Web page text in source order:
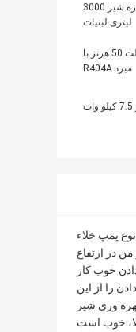
تجهیزات برودتی شیر خنک تازه شیر 3000
لیتری لبنیات
مخزن خنک کننده شیر 380 ولت 50 هرتز با
مبرد R404A
پمپ خلاء
در ارتفاع
خوب کار
شیر دادن را از این
وری شیر